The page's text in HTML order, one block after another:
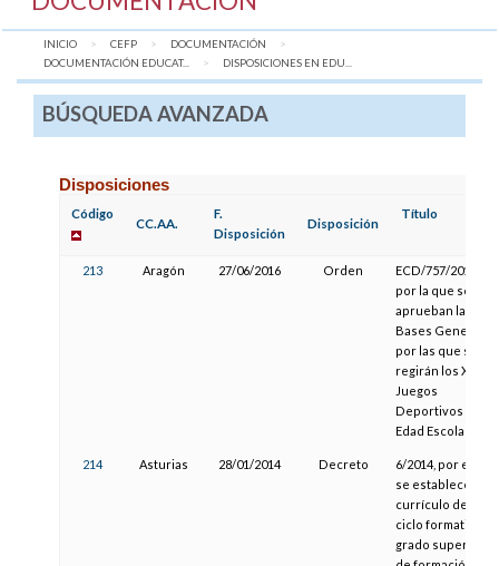
INICIO CEFP
DOCUMENTACIÓN
DOCUMENTACIÓN EDUCAT...
AQUÍ:
DISPOSICIONES EN EDU...
BÚSQUEDA AVANZADA
Disposiciones
Código
CC.AA.
F.
Disposición
Disposición
Título
213 Aragón 27/06/2016 Orden
ECD/757/2016,
por la que se
aprueban las
Bases Generales
por las que se
regirán los XXXIV
Juegos
Deportivos en
Edad Escolar
214 Asturias 28/01/2014 Decreto
6/2014, por el que
se establece el
currículo del
ciclo formativo de
grado superior